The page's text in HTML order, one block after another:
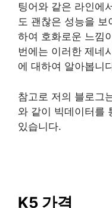
팅어와 같은 라인에
도 괜찮은 성능을 보
하여 호화로운 느낌
번에는 이러한 제네
에 대하여 알아봅니
참고로 저의 블로그
와 같이 빅데이터를
있습니다.
K5 가격